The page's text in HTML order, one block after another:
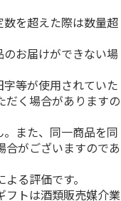
を超えた際は数量超
お届けができない場
等が使用されていた
だく場合がありますの
また、同一商品を同
合がございますのであ
る評価です。
トは酒類販売媒介業